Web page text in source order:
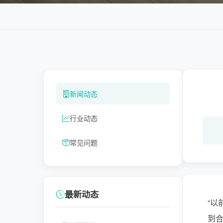
新闻动态
行业动态
常见问题
最新动态
“以
到